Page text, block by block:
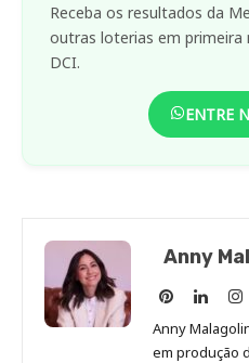
Receba os resultados da
outras loterias em primeira
DCI.
ENTRE
Anny
Anny
no
Anny
no
Anny
em produção